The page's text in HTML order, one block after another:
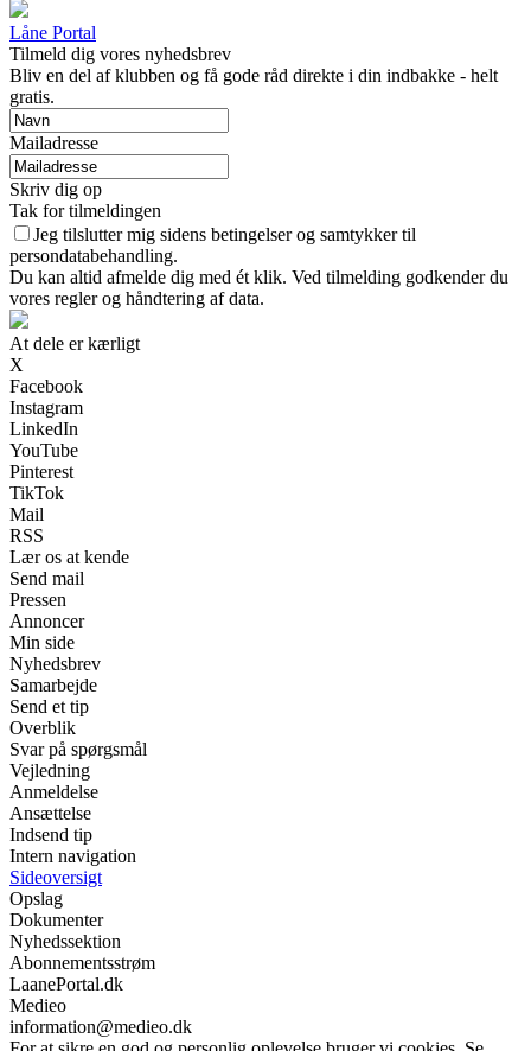
Låne Portal
Tilmeld dig vores nyhedsbrev
Bliv en del af klubben og få gode råd direkte i din indbakke - helt
gratis.
Mailadresse
Skriv dig op
Tak for tilmeldingen
Jeg tilslutter mig sidens betingelser og samtykker til
persondatabehandling.
Du kan altid afmelde dig med ét klik. Ved tilmelding godkender du
vores regler og håndtering af data.
At dele er kærligt
X
Facebook
Instagram
LinkedIn
YouTube
Pinterest
TikTok
Mail
RSS
Lær os at kende
Send mail
Pressen
Annoncer
Min side
Nyhedsbrev
Samarbejde
Send et tip
Overblik
Svar på spørgsmål
Vejledning
Anmeldelse
Ansættelse
Indsend tip
Intern navigation
Sideoversigt
Opslag
Dokumenter
Nyhedssektion
Abonnementsstrøm
LaanePortal.dk
Medieo
information@medieo.dk